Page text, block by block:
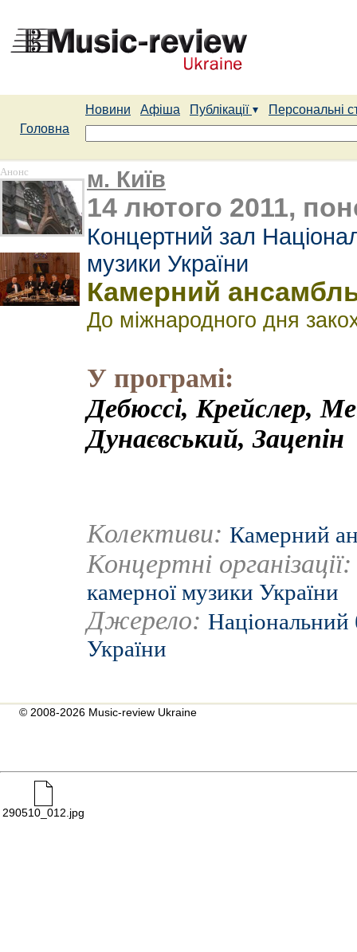
Новини Афіша Публікації
Персональні
Головна
Анонс м. Київ
14 лютого 2011,
Концертний зал
музики України
Камерний
До міжнародного дня
У програмі:
Дебюссі, Крейслер,
Дунаєвський, Зацепін
Колективи: Камерний
Концертні
камерної музики України
Джерело: Національний
України
© 2008-2026 Music-review Ukraine
290510_012.jpg